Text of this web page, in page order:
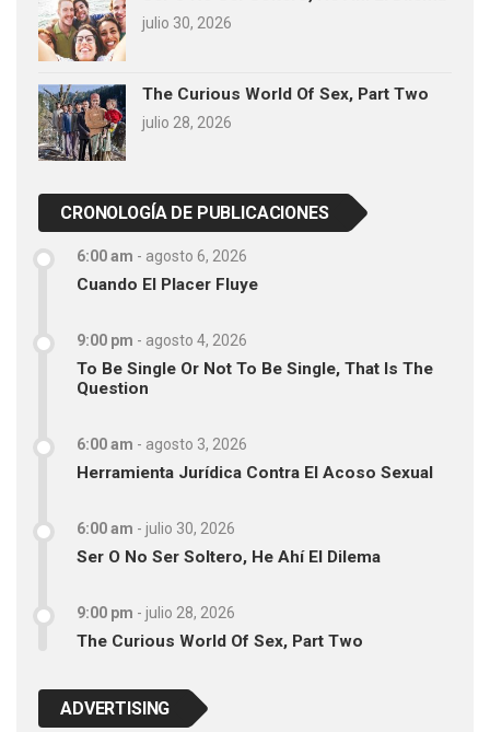
julio 30, 2026
The Curious World Of Sex, Part Two
julio 28, 2026
CRONOLOGÍA DE PUBLICACIONES
6:00 am - agosto 6, 2026
Cuando El Placer Fluye
9:00 pm - agosto 4, 2026
To Be Single Or Not To Be Single, That Is The
Question
6:00 am - agosto 3, 2026
Herramienta Jurídica Contra El Acoso Sexual
6:00 am - julio 30, 2026
Ser O No Ser Soltero, He Ahí El Dilema
9:00 pm - julio 28, 2026
The Curious World Of Sex, Part Two
ADVERTISING